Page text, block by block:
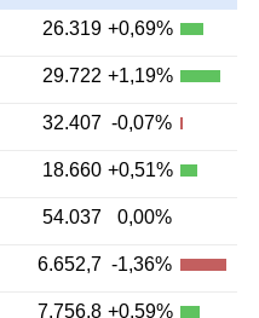
26.319 +0,69%
29.722 +1,19%
32.407 -0,07%
18.660 +0,51%
54.037 0,00%
6.652,7 -1,36%
7.756,8 +0,59%